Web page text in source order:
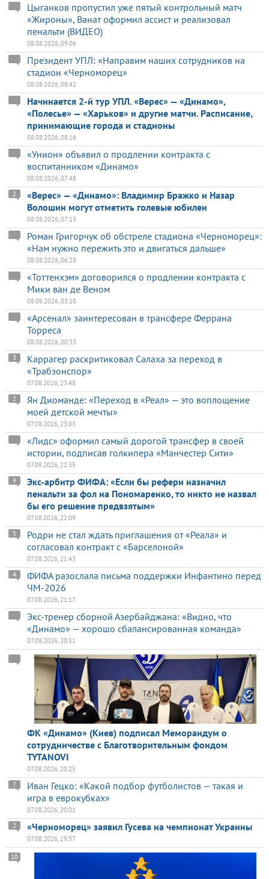
Цыганков пропустил уже пятый контрольный матч
«Жироны», Ванат оформил ассист и реализовал
пенальти (ВИДЕО)
08.08.2026, 09:06
Президент УПЛ: «Направим наших сотрудников на
стадион «Черноморец»
08.08.2026, 08:42
Начинается 2-й тур УПЛ. «Верес» — «Динамо»,
«Полесье» — «Харьков» и другие матчи. Расписание,
принимающие города и стадионы
08.08.2026, 08:16
«Унион» объявил о продлении контракта с
воспитанником «Динамо»
08.08.2026, 07:48
«Верес» — «Динамо»: Владимир Бражко и Назар
Волошин могут отметить голевые юбилеи
2
08.08.2026, 07:13
Роман Григорчук об обстреле стадиона «Черноморец»:
«Нам нужно пережить это и двигаться дальше»
08.08.2026, 06:28
«Тоттенхэм» договорился о продлении контракта с
Мики ван де Веном
08.08.2026, 03:10
«Арсенал» заинтересован в трансфере Феррана
Торреса
08.08.2026, 00:33
Каррагер раскритиковал Салаха за переход в
«Трабзонспор»
3
07.08.2026, 23:48
Ян Диоманде: «Переход в «Реал» — это воплощение
моей детской мечты»
2
07.08.2026, 23:03
«Лидс» оформил самый дорогой трансфер в своей
истории, подписав голкипера «Манчестер Сити»
07.08.2026, 22:35
Экс-арбитр ФИФА: «Если бы рефери назначил
пенальти за фол на Пономаренко, то никто не назвал
бы его решение предвзятым»
9
07.08.2026, 22:09
Родри не стал ждать приглашения от «Реала» и
согласовал контракт с «Барселоной»
5
07.08.2026, 21:43
ФИФА разослала письма поддержки Инфантино перед
ЧМ-2026
4
07.08.2026, 21:17
Экс-тренер сборной Азербайджана: «Видно, что
«Динамо» — хорошо сбалансированная команда»
07.08.2026, 20:51
ФК «Динамо» (Киев) подписал Меморандум о
сотрудничестве с Благотворительным фондом
TYTANOVI
07.08.2026, 20:25
Иван Гецко: «Какой подбор футболистов — такая и
игра в еврокубках»
7
07.08.2026, 20:01
«Черноморец» заявил Гусева на чемпионат Украины
2
07.08.2026, 19:37
10